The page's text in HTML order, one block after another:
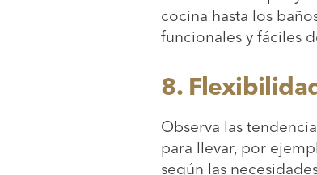
cocina hasta los
funcionales y fáciles
8.
Observa las
para llevar, por
según las